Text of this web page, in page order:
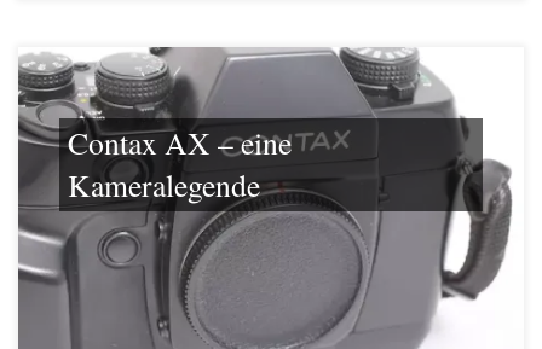
Contax AX – eine
Kameralegende